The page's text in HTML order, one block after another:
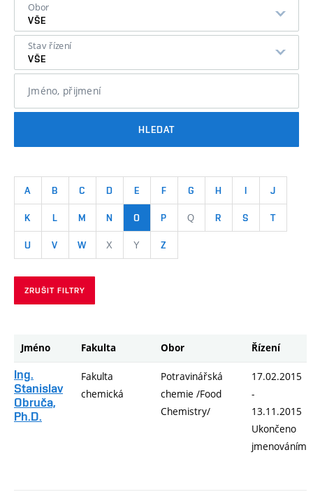
Obor
VŠE
Stav řízení
VŠE
Jméno, přijmení
HLEDAT
A B C D E F G H I J
K L M N O P Q R S T
U V W X Y Z
ZRUŠIT FILTRY
Jméno Fakulta Obor Řízení
Ing.
Stanislav
Obruča,
Ph.D.
Fakulta
chemická
Potravinářská
chemie /Food
Chemistry/
17.02.2015
-
13.11.2015
Ukončeno
jmenováním